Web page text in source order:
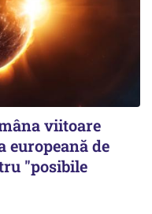
viitoare
europeană de
"posibile